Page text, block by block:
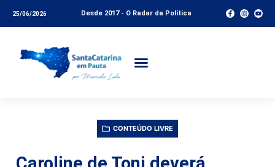
25/06/2026 Desde 2017 - O Radar da Política
CONTEÚDO LIVRE